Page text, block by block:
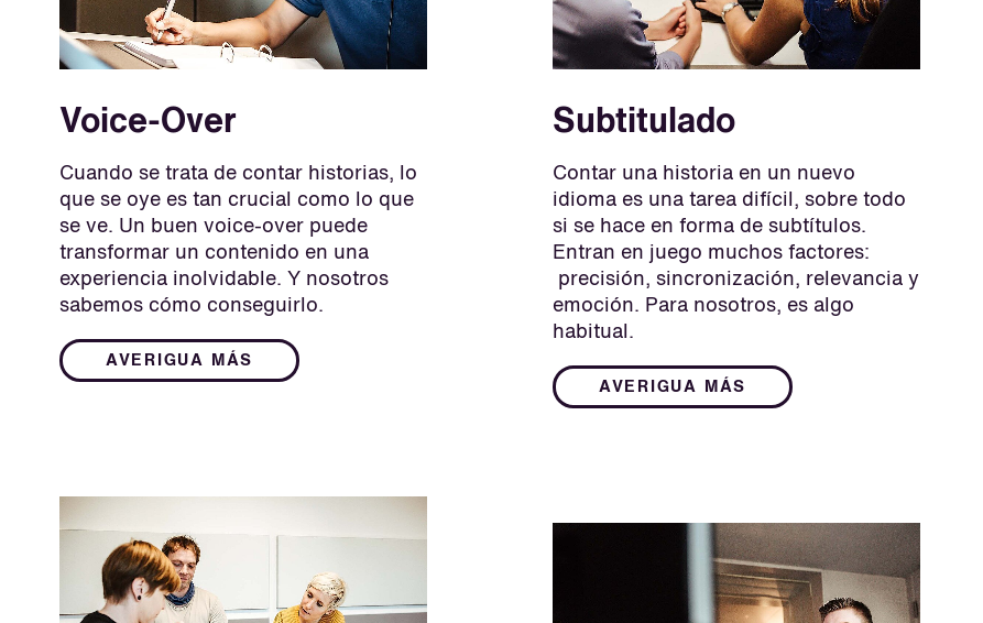
Voice-Over
Cuando se trata de contar historias, lo
que se oye es tan crucial como lo que
se ve. Un buen voice-over puede
transformar un contenido en una
experiencia inolvidable. Y nosotros
sabemos cómo conseguirlo.
AVERIGUA MÁS
Subtitulado
Contar una historia en un nuevo
idioma es una tarea difícil, sobre todo
si se hace en forma de subtítulos.
Entran en juego muchos factores:
precisión, sincronización, relevancia y
emoción. Para nosotros, es algo
habitual.
AVERIGUA MÁS